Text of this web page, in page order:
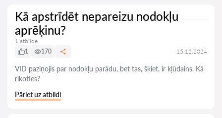
Kā apstrīdēt nepareizu nodokļu
aprēķinu?
1 atbilde
1
170 15.12.2024
VID paziņojis par nodokļu parādu, bet tas, šķiet, ir kļūdains. Kā
rīkoties?
Pāriet uz atbildi